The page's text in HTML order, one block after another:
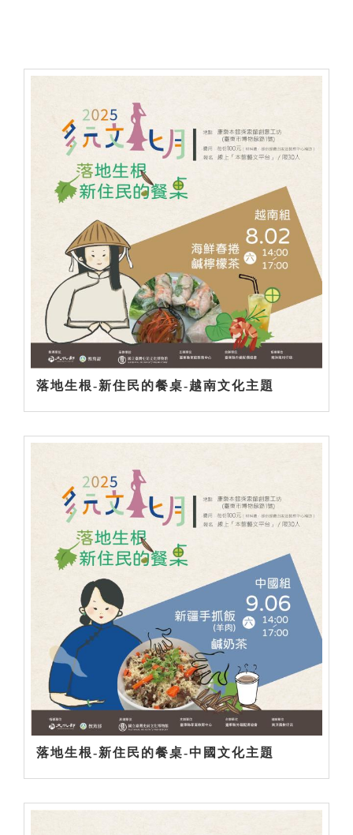
落地生根-新住民的餐桌-越南文化主題
落地生根-新住民的餐桌-中國文化主題